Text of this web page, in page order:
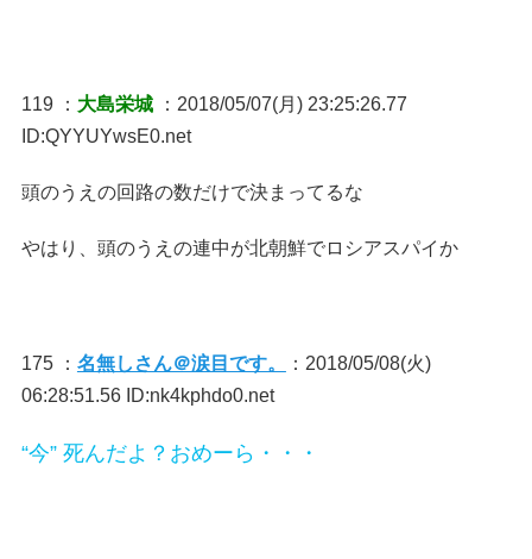
119 ： 大島栄城
：2018/05/07(月) 23:25:26.77
ID:QYYUYwsE0.net
頭のうえの回路の数だけで決まってるな
やはり、頭のうえの連中が北朝鮮でロシアスパイか
175 ： 名無しさん＠涙目です。
：2018/05/08(火)
06:28:51.56 ID:nk4kphdo0.net
“今” 死んだよ？おめーら・・・